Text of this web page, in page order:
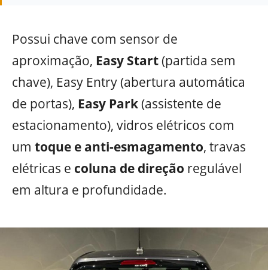
Possui chave com sensor de
aproximação, Easy Start(partida sem
chave), Easy Entry (abertura automática
de portas), Easy Park(assistente de
estacionamento), vidros elétricos com
um toque e anti-esmagamento, travas
elétricas e coluna de direção regulável
em altura e profundidade.